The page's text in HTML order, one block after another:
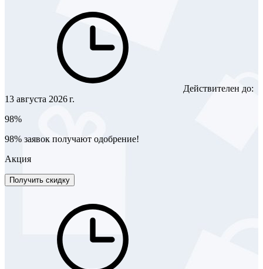
Действителен до:
13 августа 2026 г.
98%
98% заявок получают одобрение!
Акция
Получить скидку